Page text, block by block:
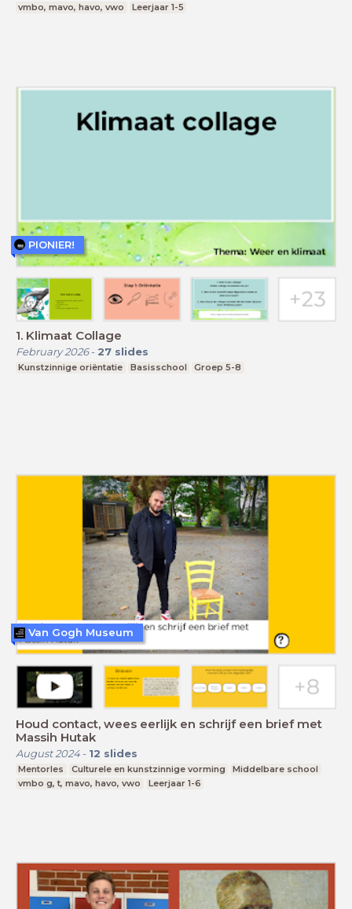
vmbo, mavo, havo, vwo
Leerjaar 1-5
1. Klimaat Collage
February 2026- 27 slides
Kunstzinnige oriëntatie Basisschool Groep 5-8
PIONIER!
Houd contact, wees eerlijk en schrijf een brief met
Massih Hutak
August 2024- 12 slides
Mentorles Culturele en kunstzinnige vorming
Middelbare school
vmbo g, t, mavo, havo, vwo
Leerjaar 1-6
Van Gogh Museum